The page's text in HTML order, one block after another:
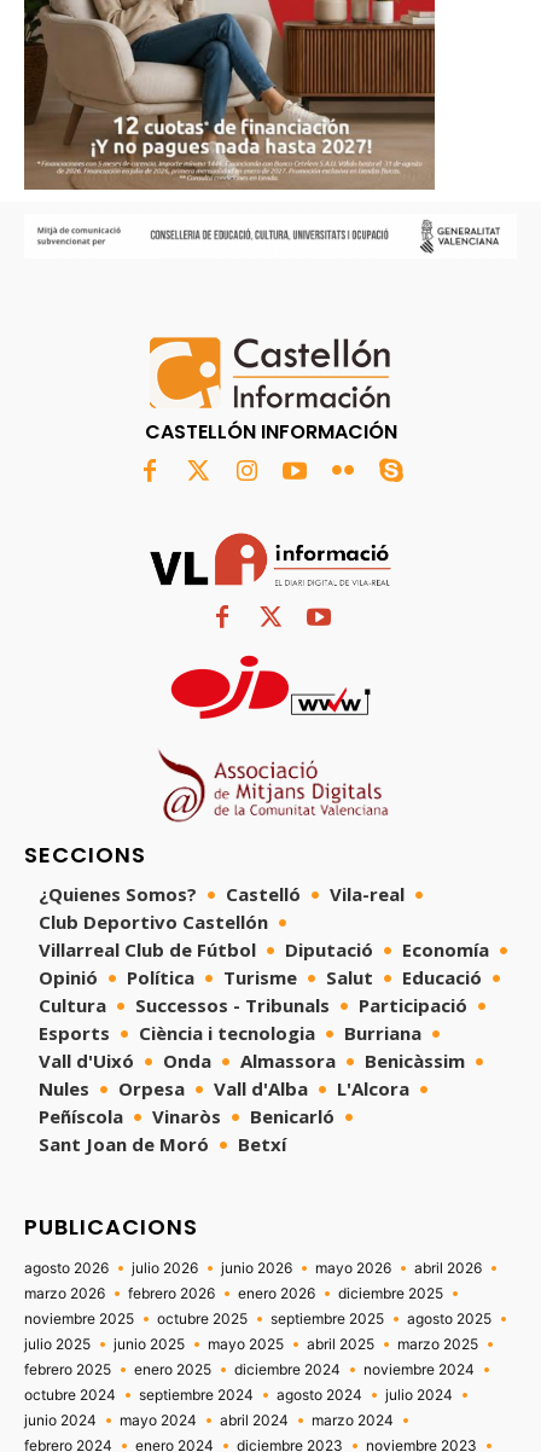
CASTELLÓN INFORMACIÓN
SECCIONS
¿Quienes Somos? Castelló
Vila-real
Club Deportivo Castellón
Villarreal Club de Fútbol
Diputació
Economía
Opinió
Política Turisme Salut
Educació
Cultura
Successos - Tribunals
Participació
Esports
Ciència i tecnologia
Burriana
Vall d'Uixó
Onda Almassora
Benicàssim
Nules
Orpesa Vall d'Alba
L'Alcora
Peñíscola
Vinaròs
Benicarló
Sant Joan de Moró
Betxí
PUBLICACIONS
agosto 2026 julio 2026 junio 2026 mayo 2026
abril 2026
marzo 2026
febrero 2026 enero 2026
diciembre 2025
noviembre 2025
octubre 2025 septiembre 2025
agosto 2025
julio 2025
junio 2025 mayo 2025 abril 2025
marzo 2025
febrero 2025
enero 2025 diciembre 2024
noviembre 2024
octubre 2024
septiembre 2024 agosto 2024
julio 2024
junio 2024
mayo 2024 abril 2024
marzo 2024
febrero 2024
enero 2024 diciembre 2023
noviembre 2023